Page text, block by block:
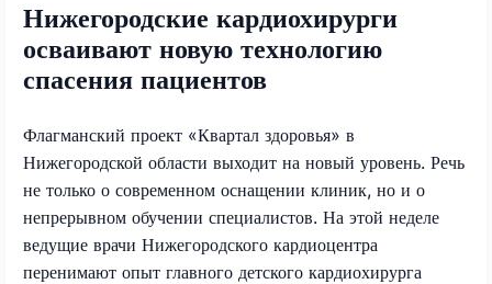
Нижегородские кардиохирурги
осваивают новую технологию
спасения пациентов
Флагманский проект «Квартал здоровья» в
Нижегородской области выходит на новый уровень. Речь
не только о современном оснащении клиник, но и о
непрерывном обучении специалистов. На этой неделе
ведущие врачи Нижегородского кардиоцентра
перенимают опыт главного детского кардиохирурга